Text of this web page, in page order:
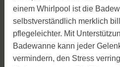
einem Whirlpool ist die
selbstverständlich merklich
pflegeleichter. Mit
Badewanne kann jeder
vermindern, den Stress